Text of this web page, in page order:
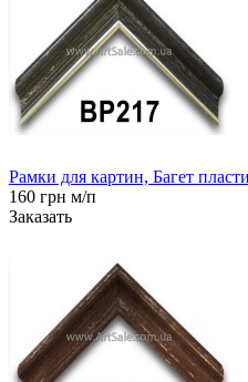
Рамки для картин, Багет
160 грн м/п
Заказать